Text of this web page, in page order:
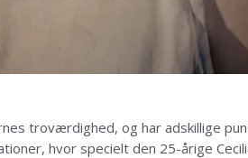
troværdighed, og har adskillige
hvor specielt den 25-årige